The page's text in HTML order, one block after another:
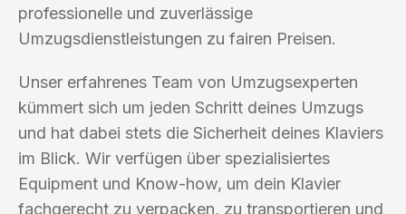
professionelle und zuverlässige
Umzugsdienstleistungen zu fairen Preisen.
Unser erfahrenes Team von Umzugsexperten
kümmert sich um jeden Schritt deines Umzugs
und hat dabei stets die Sicherheit deines Klaviers
im Blick. Wir verfügen über spezialisiertes
Equipment und Know-how, um dein Klavier
fachgerecht zu verpacken, zu transportieren und